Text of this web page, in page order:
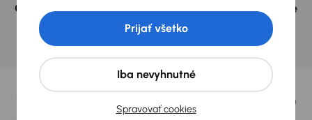
Českej republike a v Polsku môžeme mať podobné
vozidlá, ktoré hľadáte.
Nájsť podobný automobil
Vybrali sme pre vás
Vyberáme pre vás tie
z našej ponuky. Každý deň
pre vás vykúpimeaž 400 vozidiel
Spravovať cookies
Iba nevyhnutné
Prijať všetko